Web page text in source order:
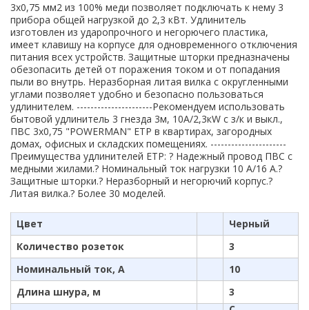
3х0,75 мм2 из 100% меди позволяет подключать к нему 3
прибора общей нагрузкой до 2,3 кВт. Удлинитель
изготовлен из ударопрочного и негорючего пластика,
имеет клавишу на корпусе для одновременного отключения
питания всех устройств. Защитные шторки предназначены
обезопасить детей от поражения током и от попадания
пыли во внутрь. Неразборная литая вилка с округленными
углами позволяет удобно и безопасно пользоваться
удлинителем. ----------------------Рекомендуем использовать
бытовой удлинитель 3 гнезда 3м, 10А/2,3кW с з/к и выкл.,
ПВС 3х0,75 "POWERMAN" ETP в квартирах, загородных
домах, офисных и складских помещениях. ----------------------
Преимущества удлинителей ETP: ? Надежный провод ПВС с
медными жилами.? Номинальный ток нагрузки 10 А/16 А.?
Защитные шторки.? Неразборный и негорючий корпус.?
Литая вилка.? Более 30 моделей.
Цвет
Черный
Количество розеток
3
Номинальный ток, А
10
Длина шнура, м
3